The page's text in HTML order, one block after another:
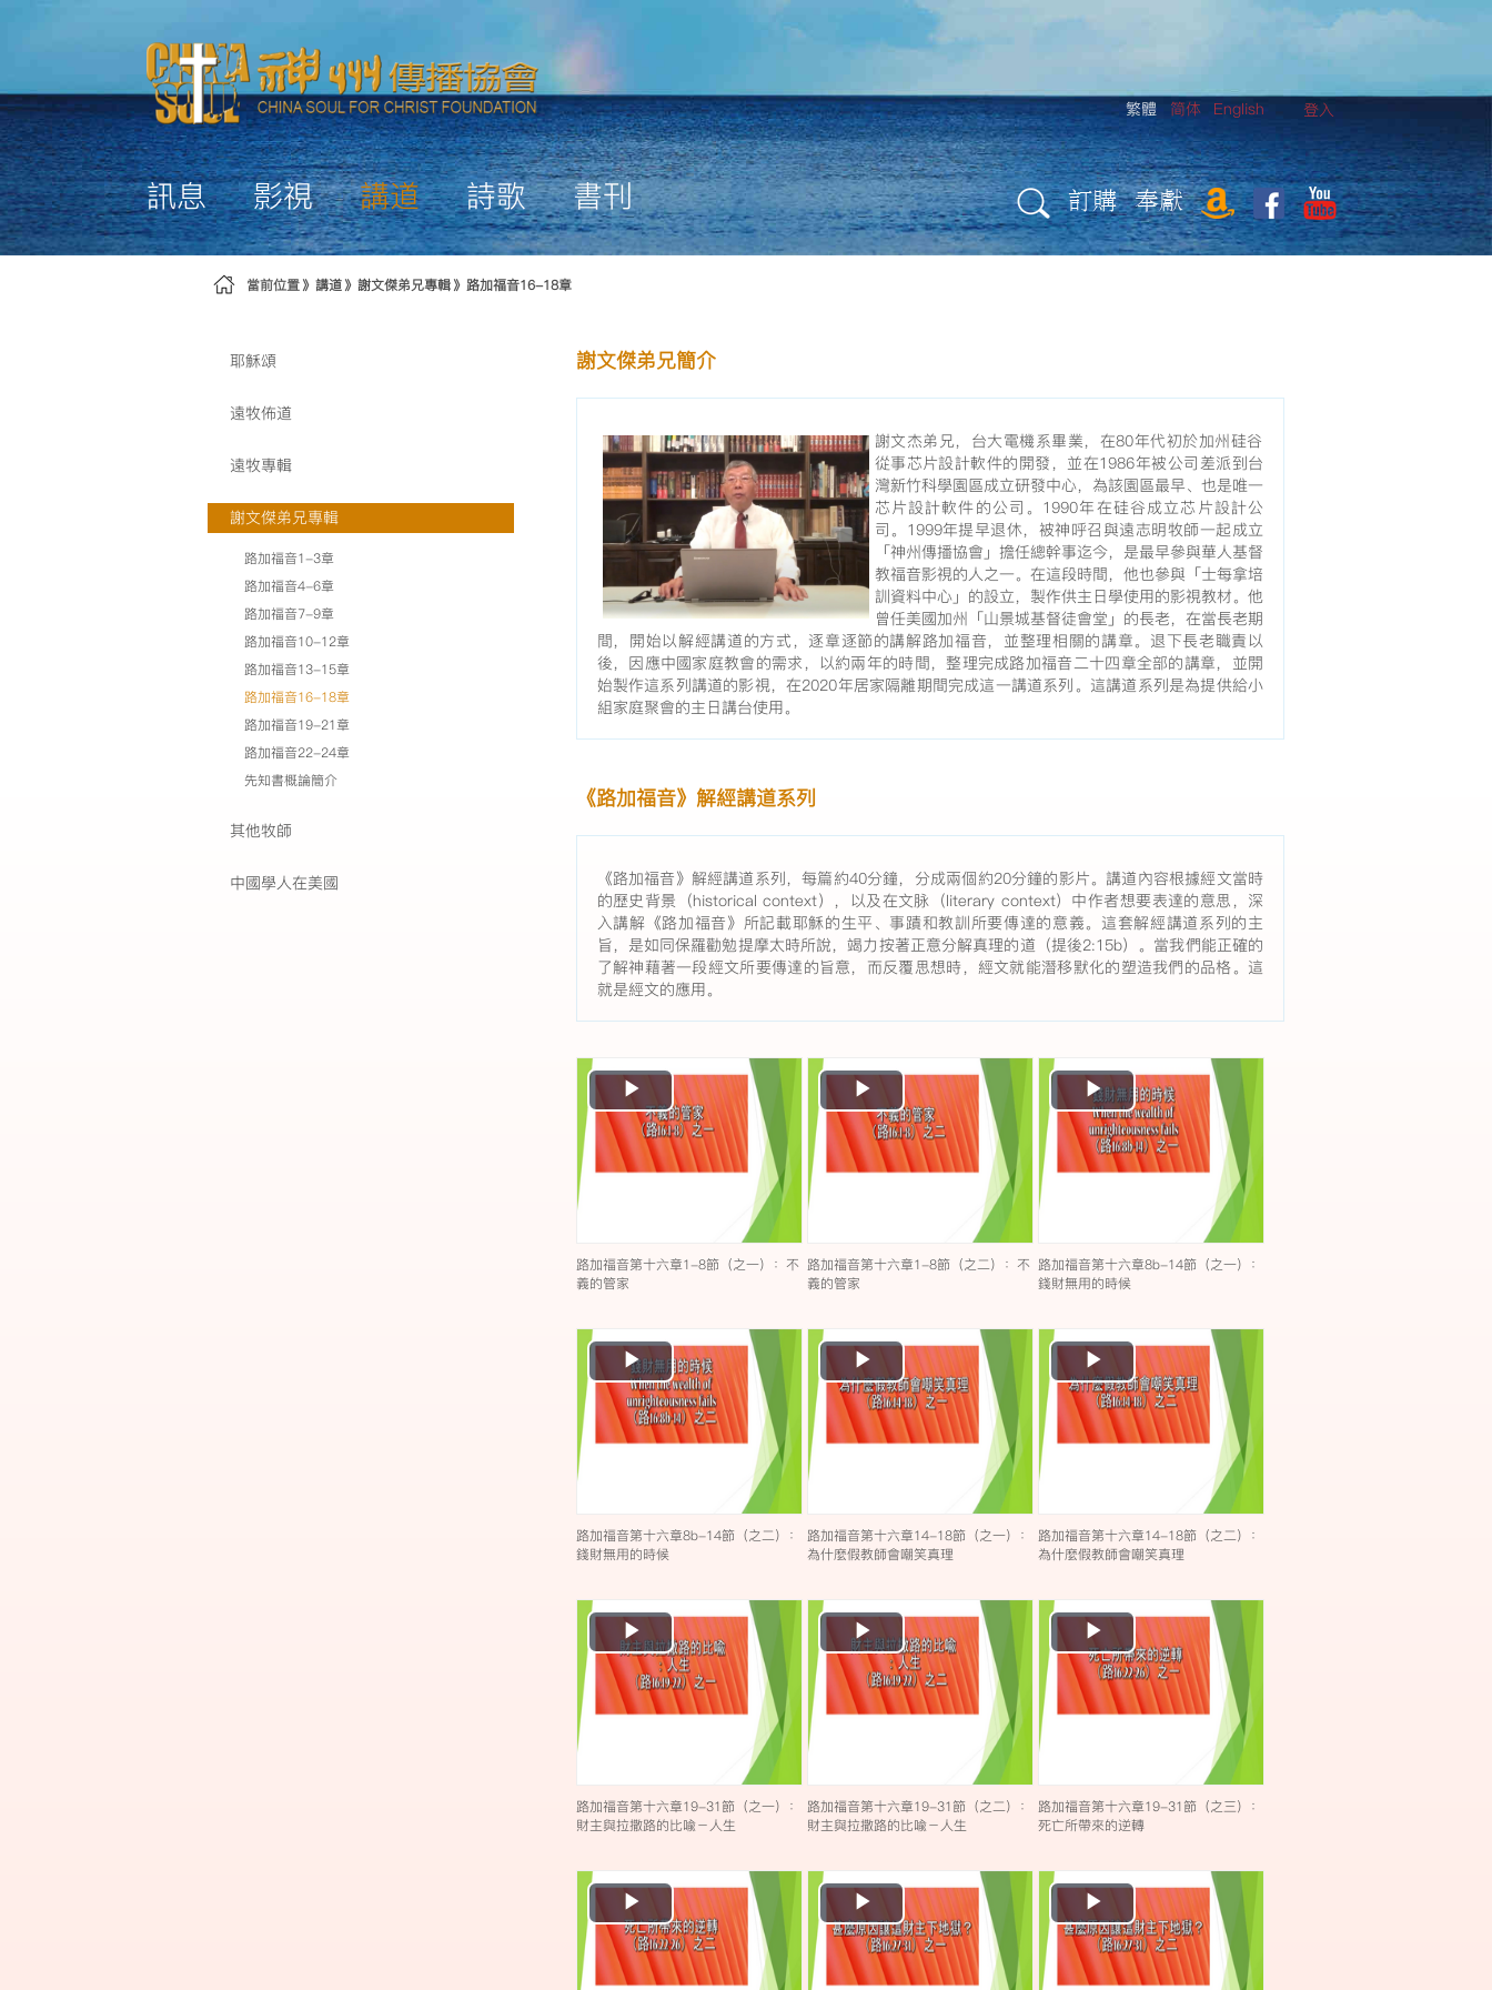
登入
繁體 简体 English
訊息 影視 講道 詩歌 書刊 訂購 奉獻
當前位置 講道 謝文傑弟兄專輯 路加福音16-18章
耶穌頌
遠牧佈道
遠牧專輯
謝文傑弟兄專輯
路加福音1-3章
路加福音4-6章
路加福音7-9章
路加福音10-12章
路加福音13-15章
路加福音16-18章
路加福音19-21章
路加福音22-24章
先知書概論簡介
其他牧師
中國學人在美國
謝文傑弟兄簡介
謝文杰弟兄，台大電機系畢業，在80年代初於加州硅谷
從事芯片設計軟件的開發，並在1986年被公司差派到台
灣新竹科學園區成立研發中心，為該園區最早、也是唯一
芯片設計軟件的公司。1990年在硅谷成立芯片設計公
司。1999年提早退休，被神呼召與遠志明牧師一起成立
「神州傳播協會」擔任總幹事迄今，是最早參與華人基督
教福音影視的人之一。在這段時間，他也參與「士每拿培
訓資料中心」的設立，製作供主日學使用的影視教材。他
曾任美國加州「山景城基督徒會堂」的長老，在當長老期
間，開始以解經講道的方式，逐章逐節的講解路加福音，並整理相關的講章。退下長老職責以
後，因應中國家庭教會的需求，以約兩年的時間，整理完成路加福音二十四章全部的講章，並開
始製作這系列講道的影視，在2020年居家隔離期間完成這一講道系列。這講道系列是為提供給小
組家庭聚會的主日講台使用。
《路加福音》解經講道系列
《路加福音》解經講道系列，每篇約40分鐘，分成兩個約20分鐘的影片。講道內容根據經文當時
的歷史背景（historical context），以及在文脉（literary context）中作者想要表達的意思，深
入講解《路加福音》所記載耶穌的生平、事蹟和教訓所要傳達的意義。這套解經講道系列的主
旨，是如同保羅勸勉提摩太時所說，竭力按著正意分解真理的道（提後2:15b）。當我們能正確的
了解神藉著一段經文所要傳達的旨意，而反覆思想時，經文就能潛移默化的塑造我們的品格。這
就是經文的應用。
Play
Video
路加福音第十六章1-8節（之一）：不
義的管家
Play
Video
路加福音第十六章1-8節（之二）：不
義的管家
Play
Video
路加福音第十六章8b-14節（之一）：
錢財無用的時候
Play
Video
路加福音第十六章8b-14節（之二）：
錢財無用的時候
Play
Video
路加福音第十六章14-18節（之一）：
為什麼假教師會嘲笑真理
Play
Video
路加福音第十六章14-18節（之二）：
為什麼假教師會嘲笑真理
Play
Video
路加福音第十六章19-31節（之一）：
財主與拉撒路的比喩－人生
Play
Video
路加福音第十六章19-31節（之二）：
財主與拉撒路的比喩－人生
Play
Video
路加福音第十六章19-31節（之三）：
死亡所帶來的逆轉
Play
Video
Play
Video
Play
Video